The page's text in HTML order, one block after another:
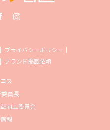
プライバシーポリシー
ブランド掲載依頼
ス
委員長
向上委員会
報